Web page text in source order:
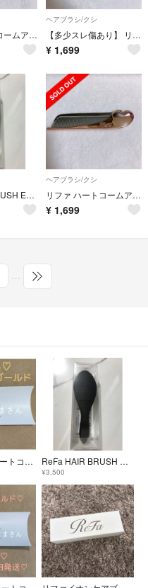
リファ ハートコームアイラ くし ローズゴールド r8
ヘアブラシ/クシ
【多少スレ傷あり】 リファ ハートコームアイラ シルバー r11
¥ 1,699
ReFa HAIR BRUSH EALE（リファ エールブラシ）
ヘアブラシ/クシ
リファ ハートコームアイラ ローズゴールド r4
¥ 1,699
…
ReFaリファハートコーム アイラ シャンパンゴールド ReFa HAIR BRUSH EALE（リファ エールブラシ）
¥3,500